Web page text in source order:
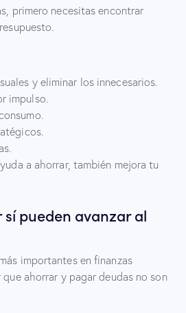
primero necesitas encontrar
y eliminar los innecesarios.
impulso.
a ahorrar, también mejora tu
pueden avanzar al
importantes en finanzas
ahorrar y pagar deudas no son